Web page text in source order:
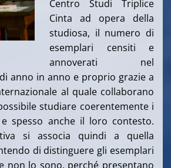
Centro Studi Triplice
Cinta ad opera della
studiosa, il numero di
esemplari censiti e
annoverati nel
anno in anno e proprio grazie a
al quale collaborano
studiare coerentemente i
spesso anche il loro contesto.
si associa quindi a quella
di distinguere gli esemplari
non lo sono, perché presentano